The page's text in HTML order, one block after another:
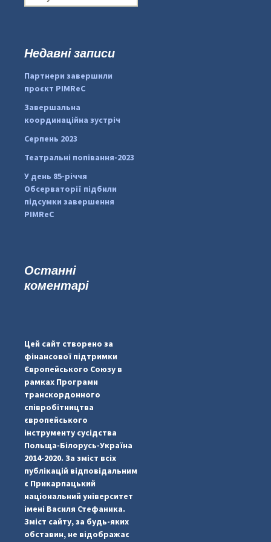
#PipIvanToday
pimrec_project
о
:Недавні записи
Партнери завершили
проєкт PIMReC
Завершальна
координаційна зустріч
Серпень 2023
Театральні попівання-2023
У день 85-річчя
Обсерваторії підбили
підсумки завершення
PIMReC
Останні
коментарі
Цей сайт створено за
фінансової підтримки
Європейського Союзу в
рамках Програми
транскордонного
співробітництва
європейського
інструменту сусідства
Польща-Білорусь-Україна
2014-2020. За зміст всіх
публікацій відповідальним
є Прикарпацький
національний університет
імені Василя Стефаника.
Зміст сайту, за будь-яких
обставин, не відображає